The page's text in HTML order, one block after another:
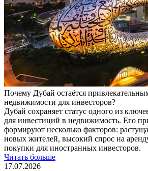
Почему Дубай остаётся
недвижимости для инвесторов?
Дубай сохраняет статус одного из
для инвестиций в недвижимость. Его
формируют несколько факторов:
новых жителей, высокий спрос на
покупки для иностранных инвесторов.
Читать больше
17.07.2026